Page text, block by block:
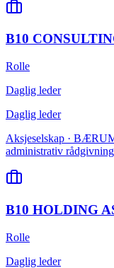
B10
Rolle
Daglig leder
Daglig leder
Aksjeselskap ·
administrativ rådgivning
B10 HOLDING
Rolle
Daglig leder